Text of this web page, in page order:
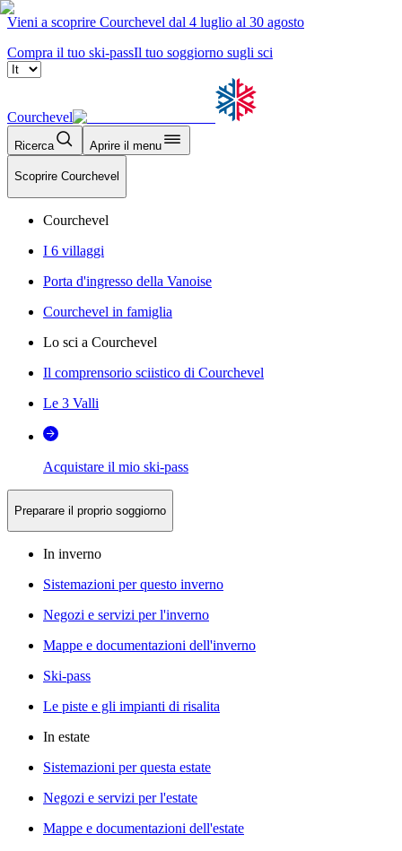
Vieni a scoprire Courchevel dal 4 luglio al 30 agosto
Compra il tuo ski-passIl tuo soggiorno sugli sci
Courchevel
Ricerca Aprire il menu
Scoprire Courchevel
Courchevel
I 6 villaggi
Porta d'ingresso della Vanoise
Courchevel in famiglia
Lo sci a Courchevel
Il comprensorio sciistico di Courchevel
Le 3 Valli
Acquistare il mio ski-pass
Preparare il proprio soggiorno
In inverno
Sistemazioni per questo inverno
Negozi e servizi per l'inverno
Mappe e documentazioni dell'inverno
Ski-pass
Le piste e gli impianti di risalita
In estate
Sistemazioni per questa estate
Negozi e servizi per l'estate
Mappe e documentazioni dell'estate